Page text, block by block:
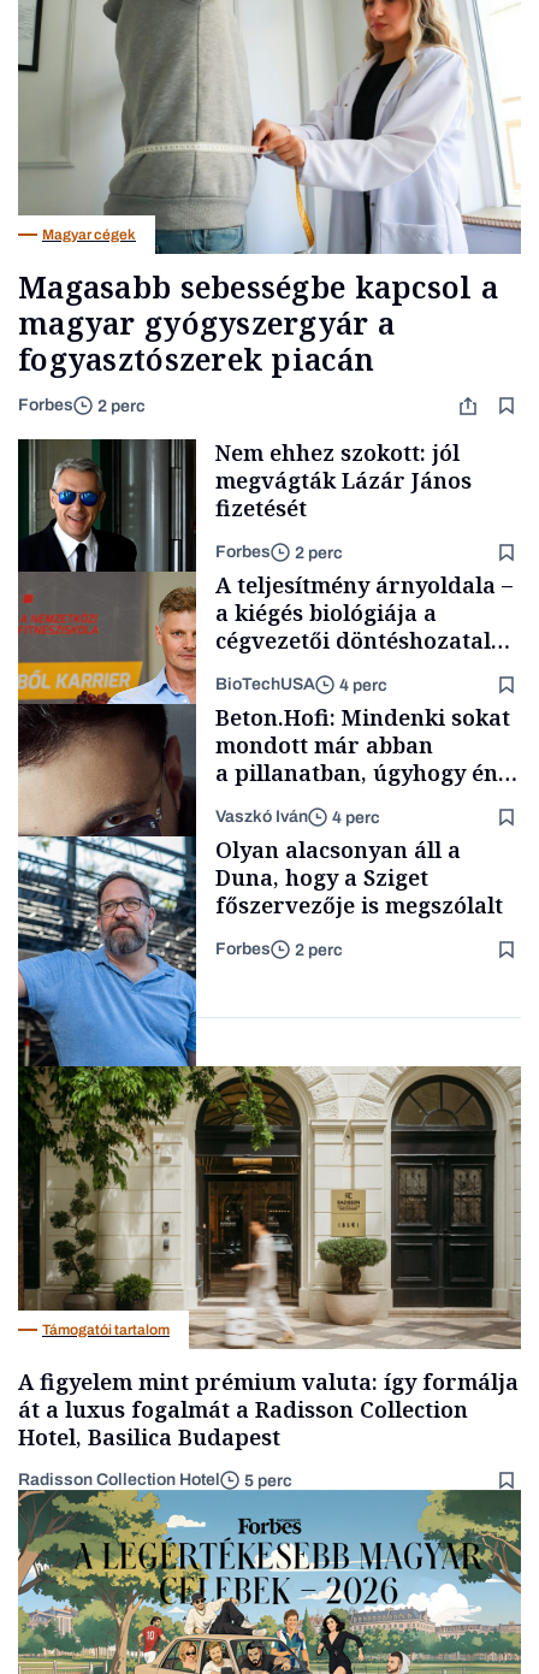
Magyar cégek
Magasabb sebességbe kapcsol a
magyar gyógyszergyár a
fogyasztószerek piacán
Forbes 2 perc
Politika
Nem ehhez szokott: jól
megvágták Lázár János
fizetését
Forbes 2 perc
Content Lab HUB
A teljesítmény árnyoldala –
a kiégés biológiája a
cégvezetői döntéshozatal
BioTechUSA 4 perc
Forbes-sztori
Beton.Hofi: Mindenki sokat
mondott már abban
a pillanatban, úgyhogy én
a legsarkosabb
gondolataimat akartam
kimondani
Vaszkó Iván 4 perc
Társadalom
Olyan alacsonyan áll a
Duna, hogy a Sziget
főszervezője is megszólalt
Forbes 2 perc
Támogatói tartalom
A figyelem mint prémium valuta: így formálja
át a luxus fogalmát a Radisson Collection
Hotel, Basilica Budapest
Radisson Collection Hotel 5 perc